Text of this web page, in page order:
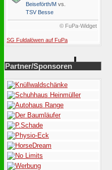
Beiseförth/M vs.
TSV Besse
© FuPa-Widget
SG Fuldalöwen auf FuPa
Partner/Sponsoren